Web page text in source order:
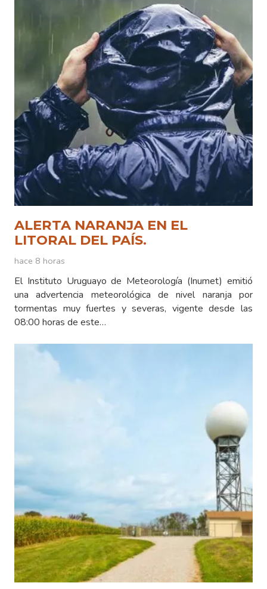
ALERTA NARANJA EN EL
LITORAL DEL PAÍS.
hace 8 horas
El Instituto Uruguayo de Meteorología (Inumet) emitió
una advertencia meteorológica de nivel naranja por
tormentas muy fuertes y severas, vigente desde las
08:00 horas de este…